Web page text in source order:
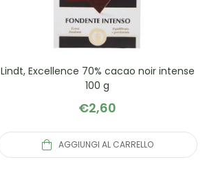
Lindt, Excellence 70% cacao noir intense
100 g
€2,60
AGGIUNGI AL CARRELLO